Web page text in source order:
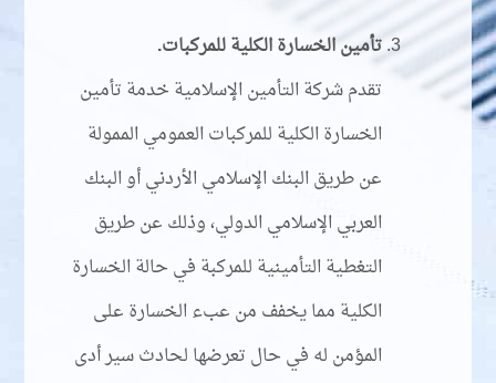
تأمين الخسارة الكلية للمركبات.
تقدم شركة التأمين الإسلامية خدمة تأمين
الخسارة الكلية للمركبات العمومي الممولة
عن طريق البنك الإسلامي الأردني أو البنك
العربي الإسلامي الدولي، وذلك عن طريق
التغطية التأمينية للمركبة في حالة الخسارة
الكلية مما يخفف من عبء الخسارة على
المؤمن له في حال تعرضها لحادث سير أدى